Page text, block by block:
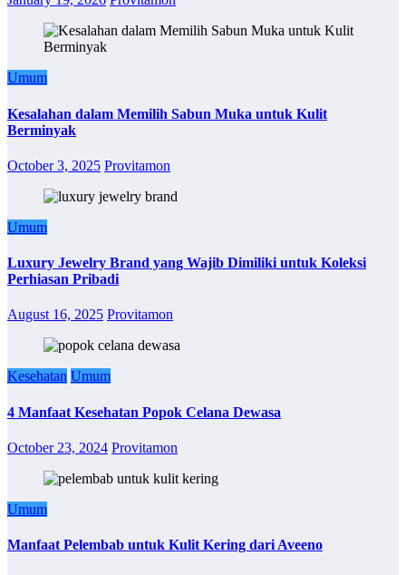
Umum
Kesalahan dalam Memilih Sabun Muka untuk Kulit
Berminyak
October 3, 2025 Provitamon
Umum
Luxury Jewelry Brand yang Wajib Dimiliki untuk Koleksi
Perhiasan Pribadi
August 16, 2025 Provitamon
Kesehatan Umum
4 Manfaat Kesehatan Popok Celana Dewasa
October 23, 2024 Provitamon
Umum
Manfaat Pelembab untuk Kulit Kering dari Aveeno